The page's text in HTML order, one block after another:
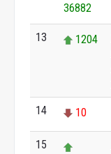
36882
13 1204
14 10
15